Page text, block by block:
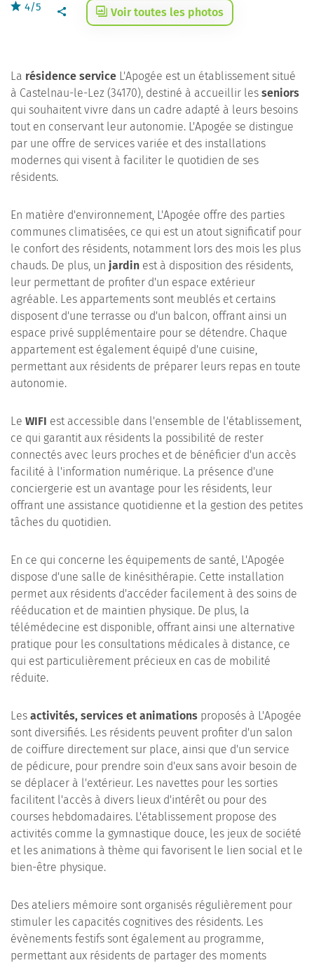
4/5 Voir toutes les photos
La résidence service L'Apogée est un établissement situé
à Castelnau-le-Lez (34170), destiné à accueillir les seniors
qui souhaitent vivre dans un cadre adapté à leurs besoins
tout en conservant leur autonomie. L'Apogée se distingue
par une offre de services variée et des installations
modernes qui visent à faciliter le quotidien de ses
résidents.
En matière d'environnement, L'Apogée offre des parties
communes climatisées, ce qui est un atout significatif pour
le confort des résidents, notamment lors des mois les plus
chauds. De plus, un jardin est à disposition des résidents,
leur permettant de profiter d'un espace extérieur
agréable. Les appartements sont meublés et certains
disposent d'une terrasse ou d'un balcon, offrant ainsi un
espace privé supplémentaire pour se détendre. Chaque
appartement est également équipé d'une cuisine,
permettant aux résidents de préparer leurs repas en toute
autonomie.
Le WIFI est accessible dans l'ensemble de l'établissement,
ce qui garantit aux résidents la possibilité de rester
connectés avec leurs proches et de bénéficier d'un accès
facilité à l'information numérique. La présence d'une
conciergerie est un avantage pour les résidents, leur
offrant une assistance quotidienne et la gestion des petites
tâches du quotidien.
En ce qui concerne les équipements de santé, L'Apogée
dispose d'une salle de kinésithérapie. Cette installation
permet aux résidents d'accéder facilement à des soins de
rééducation et de maintien physique. De plus, la
télémédecine est disponible, offrant ainsi une alternative
pratique pour les consultations médicales à distance, ce
qui est particulièrement précieux en cas de mobilité
réduite.
Les activités, services et animations proposés à L'Apogée
sont diversifiés. Les résidents peuvent profiter d'un salon
de coiffure directement sur place, ainsi que d'un service
de pédicure, pour prendre soin d'eux sans avoir besoin de
se déplacer à l'extérieur. Les navettes pour les sorties
facilitent l'accès à divers lieux d'intérêt ou pour des
courses hebdomadaires. L'établissement propose des
activités comme la gymnastique douce, les jeux de société
et les animations à thème qui favorisent le lien social et le
bien-être physique.
Des ateliers mémoire sont organisés régulièrement pour
stimuler les capacités cognitives des résidents. Les
évènements festifs sont également au programme,
permettant aux résidents de partager des moments